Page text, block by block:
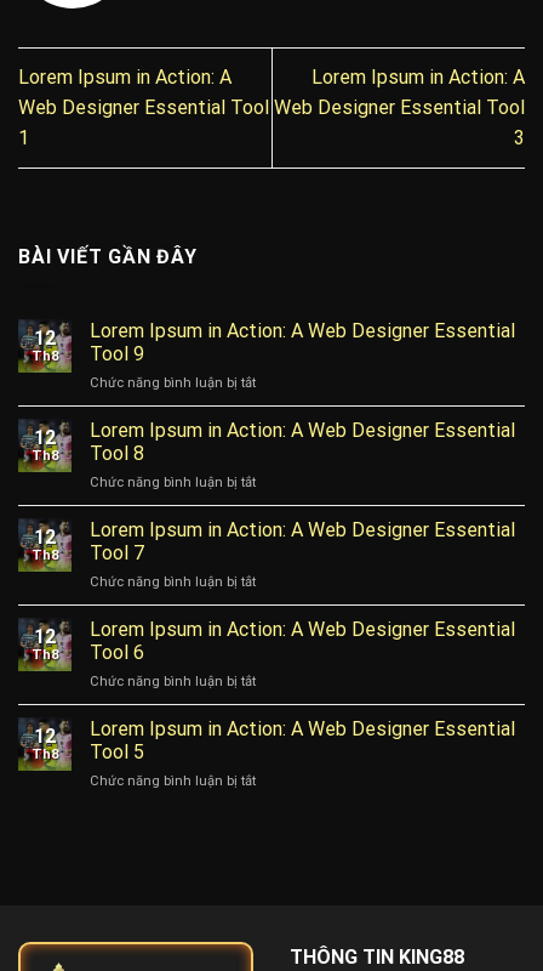
Lorem Ipsum in Action: A
Web Designer Essential Tool
1
Lorem Ipsum in Action: A
Web Designer Essential Tool
3
BÀI VIẾT GẦN ĐÂY
12
Th8
Lorem Ipsum in Action: A Web Designer Essential
Tool 9
Chức năng bình luận bị tắtở
Lorem
Ipsum
A
Web
Designer
9
12
Th8
Lorem Ipsum in Action: A Web Designer Essential
Tool 8
Chức năng bình luận bị tắtở
Lorem
Ipsum
A
Web
Designer
8
12
Th8
Lorem Ipsum in Action: A Web Designer Essential
Tool 7
Chức năng bình luận bị tắtở
Lorem
Ipsum
A
Web
Designer
7
12
Th8
Lorem Ipsum in Action: A Web Designer Essential
Tool 6
Chức năng bình luận bị tắtở
Lorem
Ipsum
A
12
Th8
Lorem Ipsum in Action: A Web Designer Essential
Tool 5
Chức năng bình luận bị tắtở
THÔNG TIN KING88